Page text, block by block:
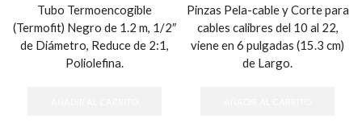
Tubo Termoencogible
(Termofit) Negro de 1.2 m, 1/2″
de Diámetro, Reduce de 2:1,
Poliolefina.
Pinzas Pela-cable y Corte para
cables calibres del 10 al 22,
viene en 6 pulgadas (15.3 cm)
de Largo.